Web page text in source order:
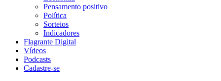
Pensamento positivo
Política
Sorteios
Indicadores
Flagrante Digital
Vídeos
Podcasts
Cadastre-se